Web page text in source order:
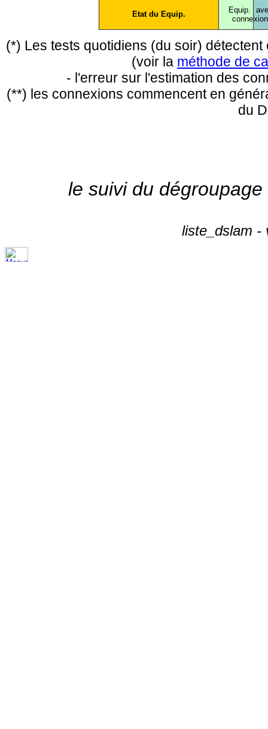
Etat du Equip.
Equip.
conne
(*) Les tests quotidiens (du soir)
(voir la méthode de
- l'erreur sur l'estimation des
(**) les connexions commencent en
du
le suivi du
liste_dslam -